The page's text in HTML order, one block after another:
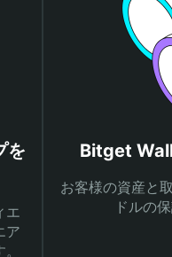
を
エ
ア
Bitget
お客様の資産と
ドルの